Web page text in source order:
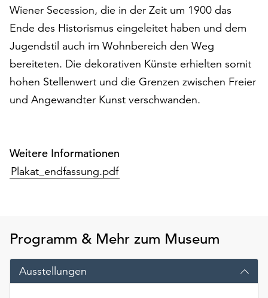
auch
ohne
Ihr
Einverständnis
weiterhin
ausgeführt.
Möchten
verwendeten
Cookies
anpassen,
über
die
Schaltfläche
„Auswählen“.
Wiener Secession, die in der Zeit um 1900 das
Ende des Historismus eingeleitet haben und dem
Jugendstil auch im Wohnbereich den Weg
bereiteten. Die dekorativen Künste erhielten somit
hohen Stellenwert und die Grenzen zwischen Freier
und Angewandter Kunst verschwanden.
Weitere Informationen
Plakat_endfassung.pdf
Programm & Mehr zum Museum
Ausstellungen